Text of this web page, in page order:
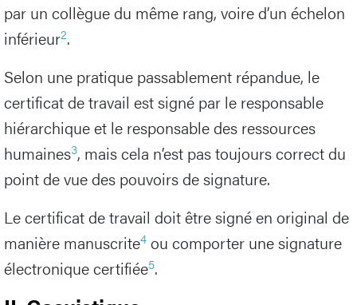
par un collègue du même rang, voire d’un échelon
inférieur2.
Selon une pratique passablement répandue, le
certificat de travail est signé par le responsable
hiérarchique et le responsable des ressources
humaines3, mais cela n’est pas toujours correct du
point de vue des pouvoirs de signature.
Le certificat de travail doit être signé en original de
manière manuscrite4 ou comporter une signature
électronique certifiée5.